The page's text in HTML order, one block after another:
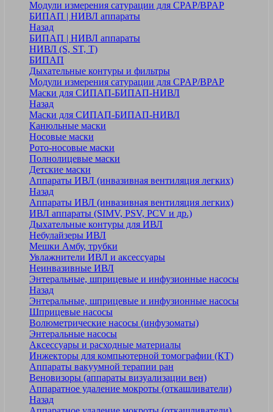
Модули измерения сатурации для CPAP/BPAP
БИПАП | НИВЛ аппараты
Назад
БИПАП | НИВЛ аппараты
НИВЛ (S, ST, T)
БИПАП
Дыхательные контуры и фильтры
Модули измерения сатурации для CPAP/BPAP
Маски для СИПАП-БИПАП-НИВЛ
Назад
Маски для СИПАП-БИПАП-НИВЛ
Канюльные маски
Носовые маски
Рото-носовые маски
Полнолицевые маски
Детские маски
Аппараты ИВЛ (инвазивная вентиляция легких)
Назад
Аппараты ИВЛ (инвазивная вентиляция легких)
ИВЛ аппараты (SIMV, PSV, PCV и др.)
Дыхательные контуры для ИВЛ
Небулайзеры ИВЛ
Мешки Амбу, трубки
Увлажнители ИВЛ и аксессуары
Неинвазивные ИВЛ
Энтеральные, шприцевые и инфузионные насосы
Назад
Энтеральные, шприцевые и инфузионные насосы
Шприцевые насосы
Волюметрические насосы (инфузоматы)
Энтеральные насосы
Аксессуары и расходные материалы
Инжекторы для компьютерной томографии (КТ)
Аппараты вакуумной терапии ран
Веновизоры (аппараты визуализации вен)
Аппаратное удаление мокроты (откашливатели)
Назад